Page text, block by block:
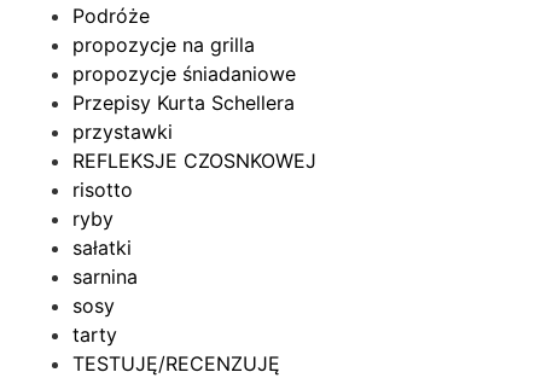
Podróże
propozycje na grilla
propozycje śniadaniowe
Przepisy Kurta Schellera
przystawki
REFLEKSJE CZOSNKOWEJ
risotto
ryby
sałatki
sarnina
sosy
tarty
TESTUJĘ/RECENZUJĘ